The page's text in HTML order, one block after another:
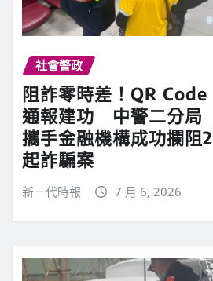
社會警政
阻詐零時差！QR Code
通報建功 中警二分局
攜手金融機構成功攔阻2
起詐騙案
新一代時報 7 月 6, 2026